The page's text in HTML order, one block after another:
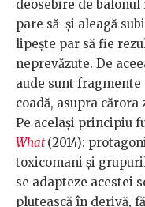
deosebire de
pare să-și aleagă
lipește par să fie
neprevăzute. De
aude sunt fragmente
coadă, asupra
Pe același principiu
What (2014):
toxicomani și
se adapteze acestei
plutească în derivă,